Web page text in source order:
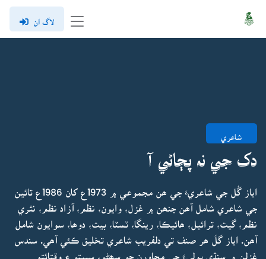
لاگ ان
شاعري
دک جي نہ پڄاڻي آ
اياز گُل جي شاعريءَ جي ھن مجموعي ۾ 1973ع کان 1986ع تائين
جي شاعري شامل آھن جنھن ۾ غزل، وايون، نظم، آزاد نظم، نثري
نظم، گيت، ترائيل، ھائيڪا، رينگا، ٽسٽا، بيت، دوھا، سوايون شامل
آھن. اياز گلَ ھر صنف تي دلفريب شاعري تخليق ڪئي آھي. سندس
غزلن ۾ سنڌي ٻوليءَ جي محاورن جو سھڻو، سبيتو ۽ وقتائتو